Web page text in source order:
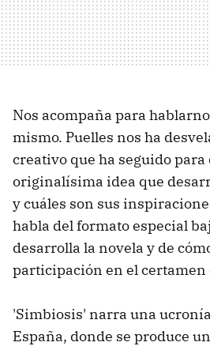
Nos acompaña para
mismo. Puelles nos ha
creativo que ha seguido para
originalísima idea que
y cuáles son sus
habla del formato especial
desarrolla la novela y de
participación en el certamen
'Simbiosis' narra una
España, donde se produce